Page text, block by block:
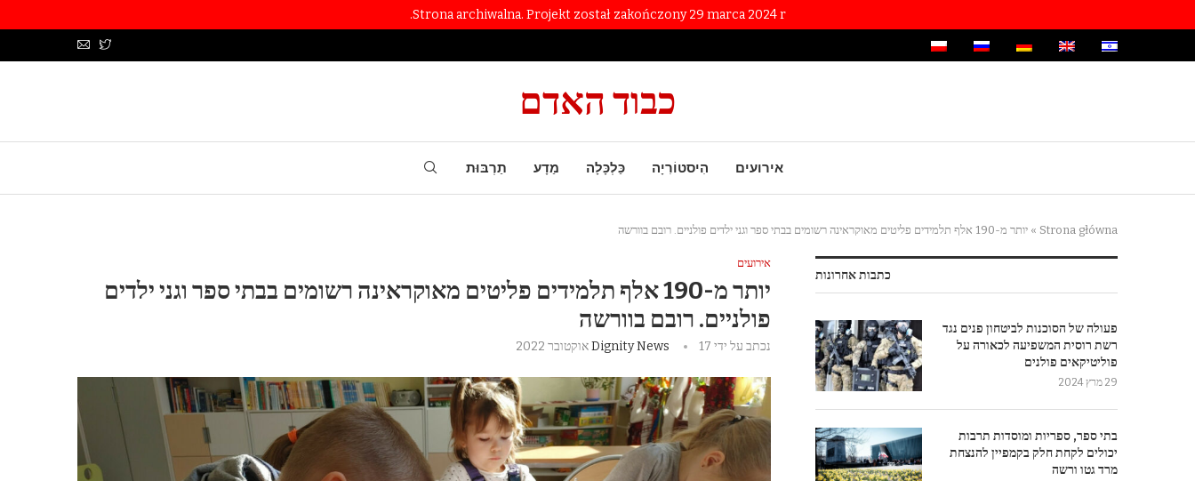
Strona archiwalna. Projekt został zakończony 29 marca 2024 r.
כבוד האדם
אירועים הִיסטוֹרִיָה כַּלְכָּלָה מַדָע תַרְבּוּת
Strona główna
» יותר מ-190 אלף תלמידים פליטים מאוקראינה רשומים בבתי ספר וגני ילדים פולניים. רובם בוורשה
אירועים
יותר מ-190 אלף תלמידים פליטים מאוקראינה רשומים בבתי ספר וגני ילדים
פולניים. רובם בוורשה
נכתב על ידי Dignity News 17 אוקטובר 2022
כתבות אחרונות
פעולה של הסוכנות לביטחון פנים נגד
רשת רוסית המשפיעה לכאורה על
פוליטיקאים פולנים
29 מרץ 2024
בתי ספר, ספריות ומוסדות תרבות
יכולים לקחת חלק בקמפיין להנצחת
מרד גטו ורשה